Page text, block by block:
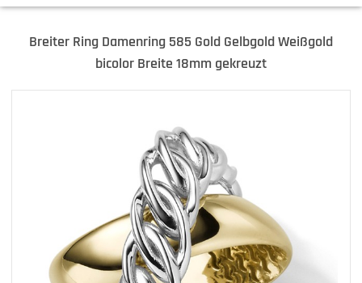
Breiter Ring Damenring 585 Gold Gelbgold Weißgold
bicolor Breite 18mm gekreuzt